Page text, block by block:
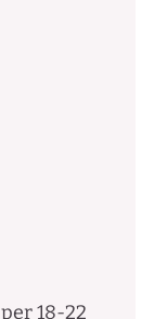
18-22